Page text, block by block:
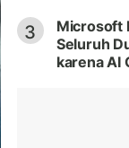
3
Microsoft
Seluruh
karena AI